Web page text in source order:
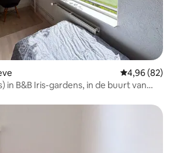
Gemiddelde
4,96 (82)
in B&B Iris-gardens, in de buurt van